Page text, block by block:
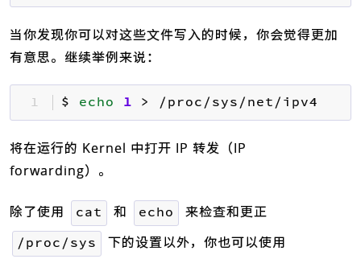
当你发现你可以对这些文件写入的时候，你会觉得更加
有意思。继续举例来说：
1 $ echo 1 > /proc/sys/net/ipv4/
将在运行的 Kernel 中打开 IP 转发（IP
forwarding）。
除了使用 cat 和 echo 来检查和更正
/proc/sys 下的设置以外，你也可以使用